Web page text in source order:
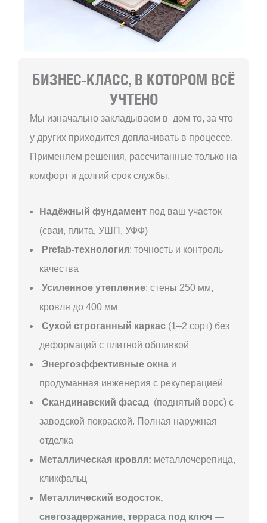
БИЗНЕС-КЛАСС, В КОТОРОМ ВСЁ
УЧТЕНО
Мы изначально закладываем в дом то, за что
у других приходится доплачивать в процессе.
Применяем решения, рассчитанные только на
комфорт и долгий срок службы.
Надёжный фундамент под ваш участок
(сваи, плита, УШП, УФФ)
Prefab-технология: точность и контроль
качества
Усиленное утепление: стены 250 мм,
кровля до 400 мм
Сухой строганный каркас (1–2 сорт) без
деформаций с плитной обшивкой
Энергоэффективные окна и
продуманная инженерия с рекуперацией
Скандинавский фасад (поднятый ворс) с
заводской покраской. Полная наружная
отделка
Металлическая кровля: металлочерепица,
кликфальц
Металлический водосток,
снегозадержание, терраса под ключ —